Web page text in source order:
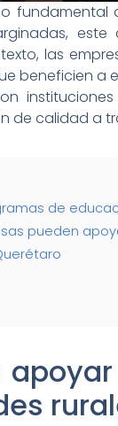
las
beneficien a
de calidad a
de
pueden